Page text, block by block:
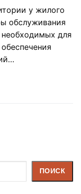
у жилого
обслуживания
для
ПОИСК